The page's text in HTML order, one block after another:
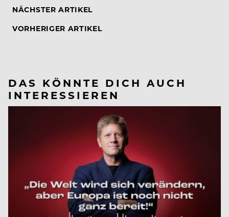
NÄCHSTER ARTIKEL
VORHERIGER ARTIKEL
DAS KÖNNTE DICH AUCH
INTERESSIEREN